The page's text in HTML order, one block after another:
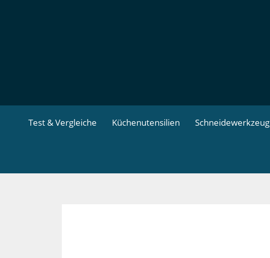
Test & Vergleiche Küchenutensilien Schneidewerkzeug